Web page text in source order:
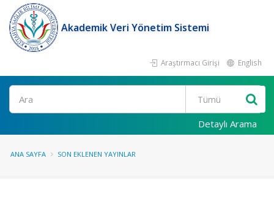
Akademik Veri Yönetim Sistemi
Araştırmacı Girişi English
Ara
Detaylı Arama
ANA SAYFA SON EKLENEN YAYINLAR